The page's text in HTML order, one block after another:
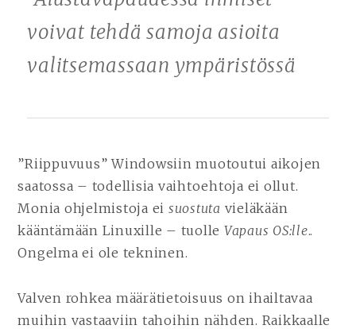
voivat tehdä samoja asioita
valitsemassaan ympäristössä
”Riippuvuus” Windowsiin muotoutui aikojen
saatossa – todellisia vaihtoehtoja ei ollut.
Monia ohjelmistoja ei suostuta vieläkään
kääntämään Linuxille – tuolle Vapaus OS:lle..
Ongelma ei ole tekninen.
Valven rohkea määrätietoisuus on ihailtavaa
muihin vastaaviin tahoihin nähden. Raikkaalle